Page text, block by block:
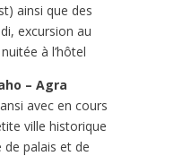
ainsi que des
excursion au
à l’hôtel
– Agra
avec en cours
ville historique
palais et de